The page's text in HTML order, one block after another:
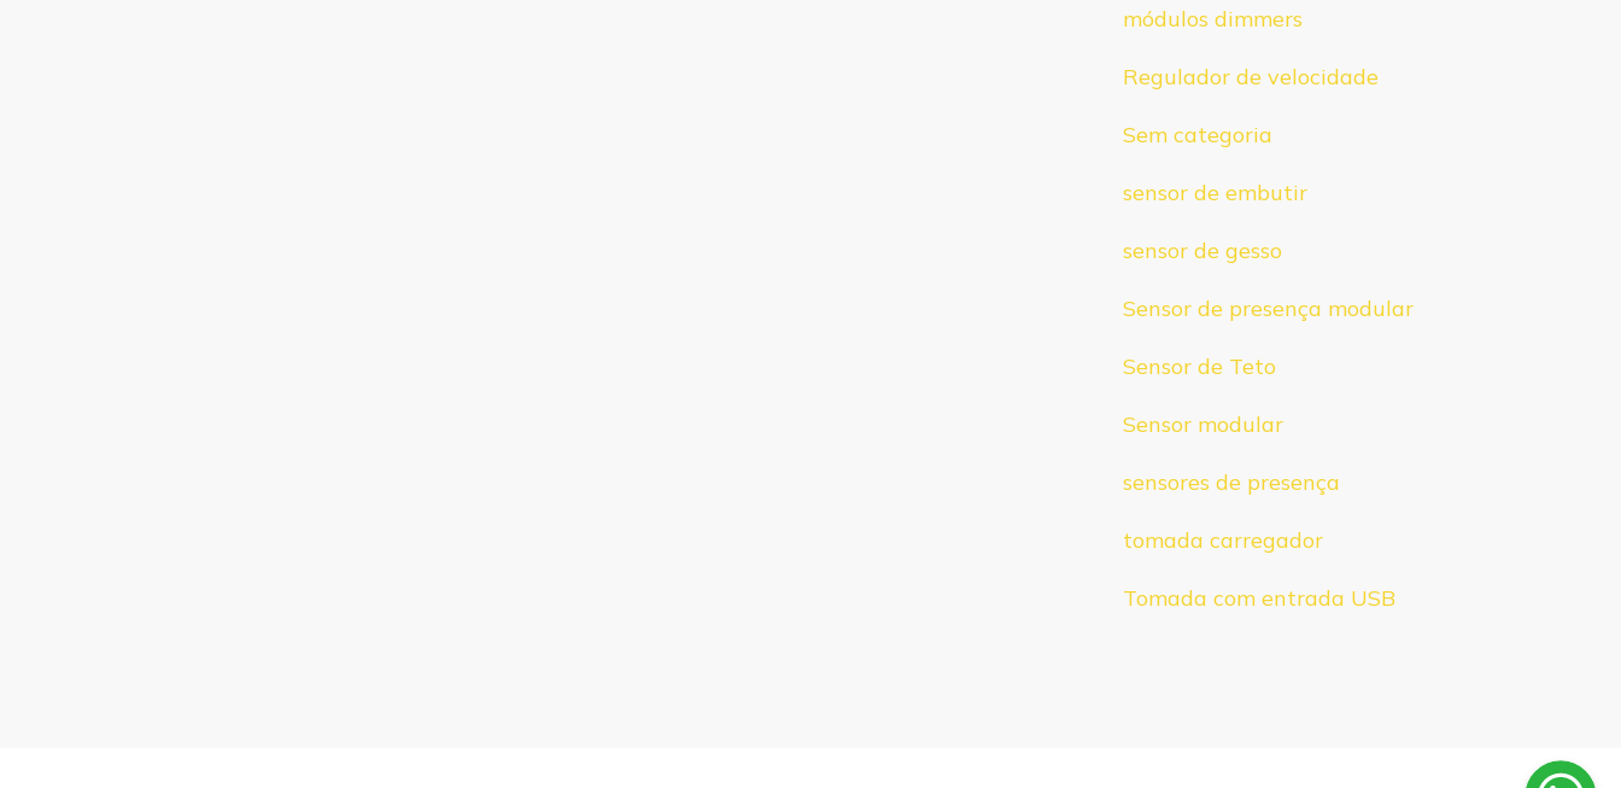
módulos dimmers
Regulador de velocidade
Sem categoria
sensor de embutir
sensor de gesso
Sensor de presença modular
Sensor de Teto
Sensor modular
sensores de presença
tomada carregador
Tomada com entrada USB